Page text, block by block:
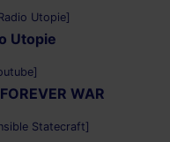
Utopie]
Utopie
WAR
Statecraft]